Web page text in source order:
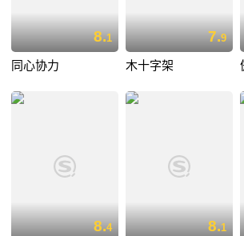
8.1
同心协力
7.9
木十字架
8.4 8.1